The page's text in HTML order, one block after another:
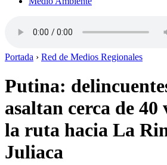
Portada › Red de Medios Regionales
Putina:
asaltan cerca de 40
la ruta hacia La
Juliaca